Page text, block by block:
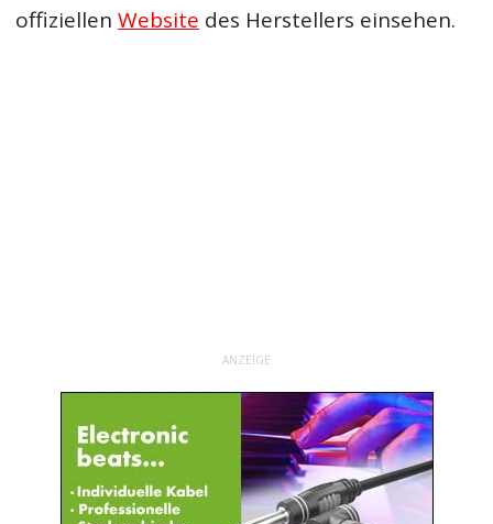
offiziellenWebsite des Herstellers einsehen.
ANZEIGE